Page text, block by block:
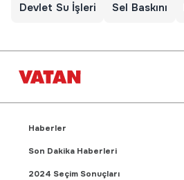
Devlet Su İşleri Sel Baskını
Haberler
Son Dakika Haberleri
2024 Seçim Sonuçları